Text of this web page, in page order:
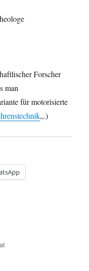
Forscher
man
für motorisierte
„.)